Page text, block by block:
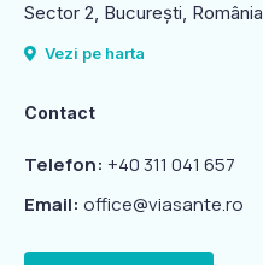
Sector 2, Bucureşti, România
Vezi pe harta
Contact
Telefon: +40 311 041 657
Email: office@viasante.ro